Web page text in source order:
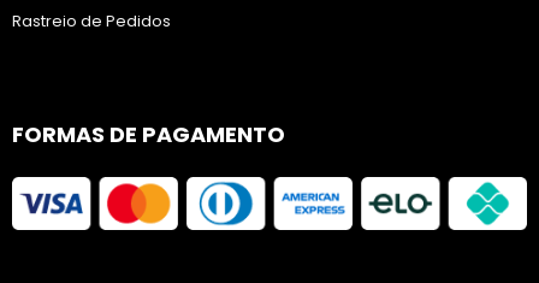
Rastreio de Pedidos
FORMAS DE PAGAMENTO